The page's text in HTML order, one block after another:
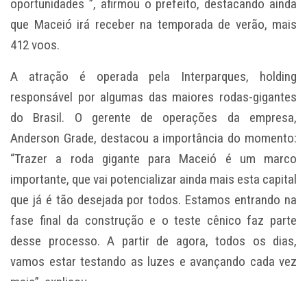
oportunidades ”, afirmou o prefeito, destacando ainda
que Maceió irá receber na temporada de verão, mais
412 voos.
A atração é operada pela Interparques, holding
responsável por algumas das maiores rodas-gigantes
do Brasil. O gerente de operações da empresa,
Anderson Grade, destacou a importância do momento:
“Trazer a roda gigante para Maceió é um marco
importante, que vai potencializar ainda mais esta capital
que já é tão desejada por todos. Estamos entrando na
fase final da construção e o teste cênico faz parte
desse processo. A partir de agora, todos os dias,
vamos estar testando as luzes e avançando cada vez